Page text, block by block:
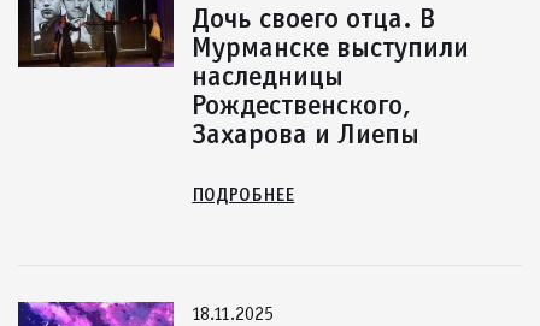
Дочь своего отца. В
Мурманске выступили
наследницы
Рождественского,
Захарова и Лиепы
ПОДРОБНЕЕ
18.11.2025